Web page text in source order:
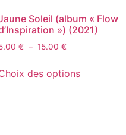
Soleil (album « Flow
») (2021)
€ – 15.00 €
des options